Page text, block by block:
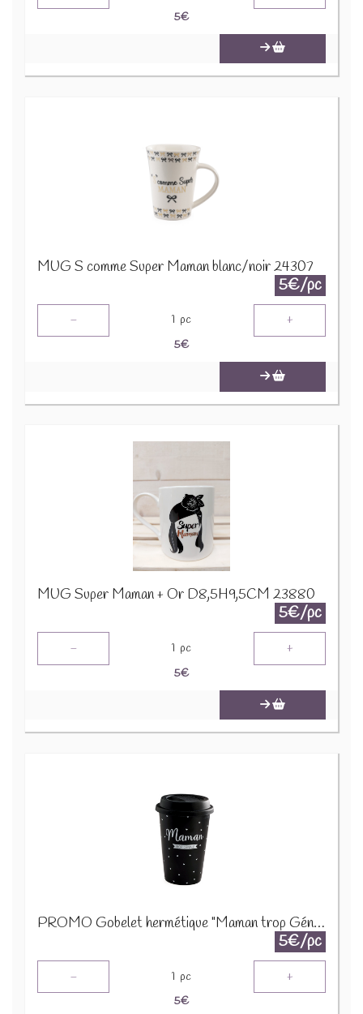
5€
MUG S comme Super Maman blanc/noir 24307
5€/pc
- 1 pc +
5€
MUG Super Maman + Or D8,5H9,5CM 23880
5€/pc
- 1 pc +
5€
PROMO Gobelet hermétique "Maman trop Géniale" Noir 24306
5€/pc
- 1 pc +
5€